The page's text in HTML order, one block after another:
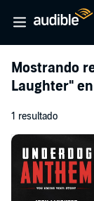
Mostrando
Laughter"
1 resultado